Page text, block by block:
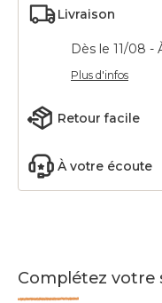
Livraison
Dès le 11/08 -
Plus d'infos
Retour facile
À votre écoute
Complétez votre